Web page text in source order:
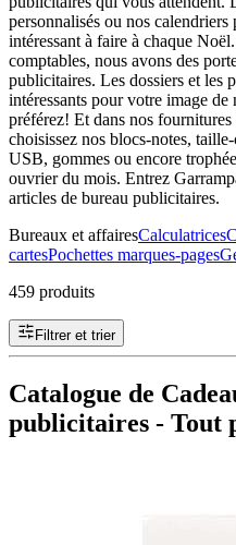
personnalisés ou nos
intéressant à faire à chaque
comptables, nous avons des
publicitaires. Les dossiers et les
intéressants pour votre image
préférez! Et dans nos fournitures
choisissez nos blocs-notes,
USB, gommes ou encore
ouvrier du mois. Entrez
articles de bureau publicitaires.
Bureaux et affairesCalculatrices
cartesPochettes marques-pages
459 produits
Filtrer et trier
Catalogue de
publicitaires - Tout